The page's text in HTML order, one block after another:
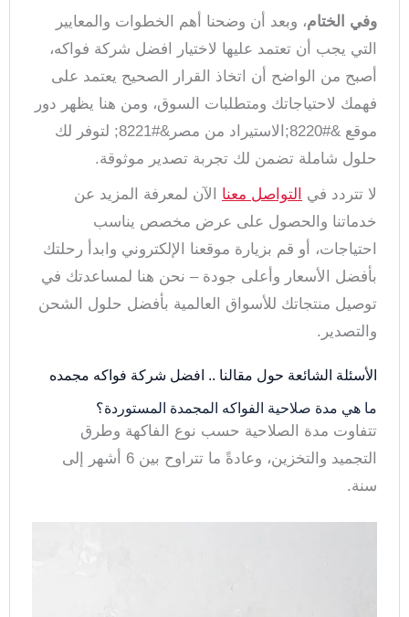
وفي الختام، وبعد أن وضحنا أهم الخطوات والمعايير
التي يجب أن تعتمد عليها لاختيار افضل شركة فواكه،
أصبح من الواضح أن اتخاذ القرار الصحيح يعتمد على
فهمك لاحتياجاتك ومتطلبات السوق، ومن هنا يظهر دور
موقع &#8220;الاستيراد من مصر&#8221; لتوفر لك
حلول شاملة تضمن لك تجربة تصدير موثوقة.
لا تتردد في التواصل معنا الآن لمعرفة المزيد عن
خدماتنا والحصول على عرض مخصص يناسب
احتياجات، أو قم بزيارة موقعنا الإلكتروني وابدأ رحلتك
بأفضل الأسعار وأعلى جودة – نحن هنا لمساعدتك في
توصيل منتجاتك للأسواق العالمية بأفضل حلول الشحن
والتصدير.
الأسئلة الشائعة حول مقالنا .. افضل شركة فواكه مجمده
ما هي مدة صلاحية الفواكه المجمدة المستوردة؟
تتفاوت مدة الصلاحية حسب نوع الفاكهة وطرق
التجميد والتخزين، وعادةً ما تتراوح بين 6 أشهر إلى
سنة.